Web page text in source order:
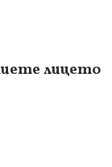
лицето